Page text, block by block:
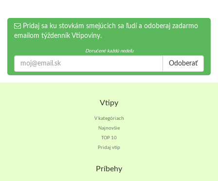
Pridaj sa ku stovkám smejúcich sa ľudí a odoberaj zadarmo
emailom týždenník Vtipoviny.
Doručené každú nedeľu
Odoberať
Vtipy
V kategóriach
Najnovšie
TOP 10
Pridaj vtip
Príbehy